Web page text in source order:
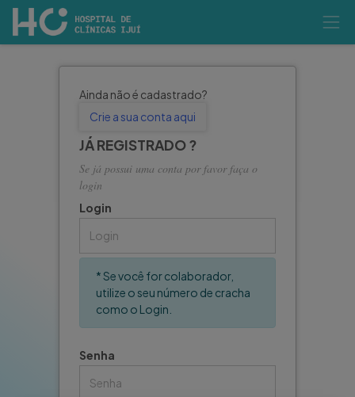
Ainda não é cadastrado?
Crie a sua conta aqui
JÁ REGISTRADO ?
Se já possui uma conta por favor faça o
login
Login
* Se você for colaborador,
utilize o seu número de cracha
como o Login.
Senha